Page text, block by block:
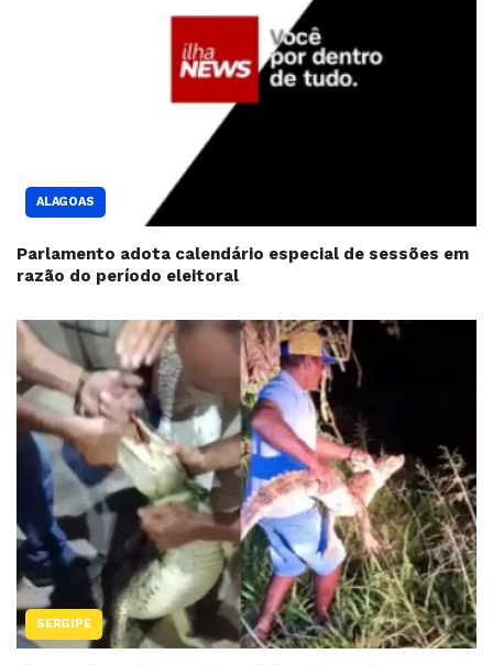
ALAGOAS
Parlamento adota calendário especial de sessões em
razão do período eleitoral
SERGIPE